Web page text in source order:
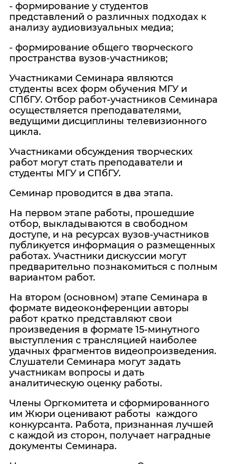
- формирование у студентов
представлений о различных подходах к
анализу аудиовизуальных медиа;
- формирование общего творческого
пространства вузов-участников;
Участниками Семинара являются
студенты всех форм обучения МГУ и
СПбГУ. Отбор работ-участников Семинара
осуществляется преподавателями,
ведущими дисциплины телевизионного
цикла.
Участниками обсуждения творческих
работ могут стать преподаватели и
студенты МГУ и СПбГУ.
Семинар проводится в два этапа.
На первом этапе работы, прошедшие
отбор, выкладываются в свободном
доступе, и на ресурсах вузов-участников
публикуется информация о размещенных
работах. Участники дискуссии могут
предварительно познакомиться с полным
вариантом работ.
На втором (основном) этапе Семинара в
формате видеоконференции авторы
работ кратко представляют свои
произведения в формате 15-минутного
выступления с трансляцией наиболее
удачных фрагментов видеопроизведения.
Слушатели Семинара могут задать
участникам вопросы и дать
аналитическую оценку работы.
Члены Оргкомитета и сформированного
им Жюри оценивают работы каждого
конкурсанта. Работа, признанная лучшей
с каждой из сторон, получает наградные
документы Семинара.